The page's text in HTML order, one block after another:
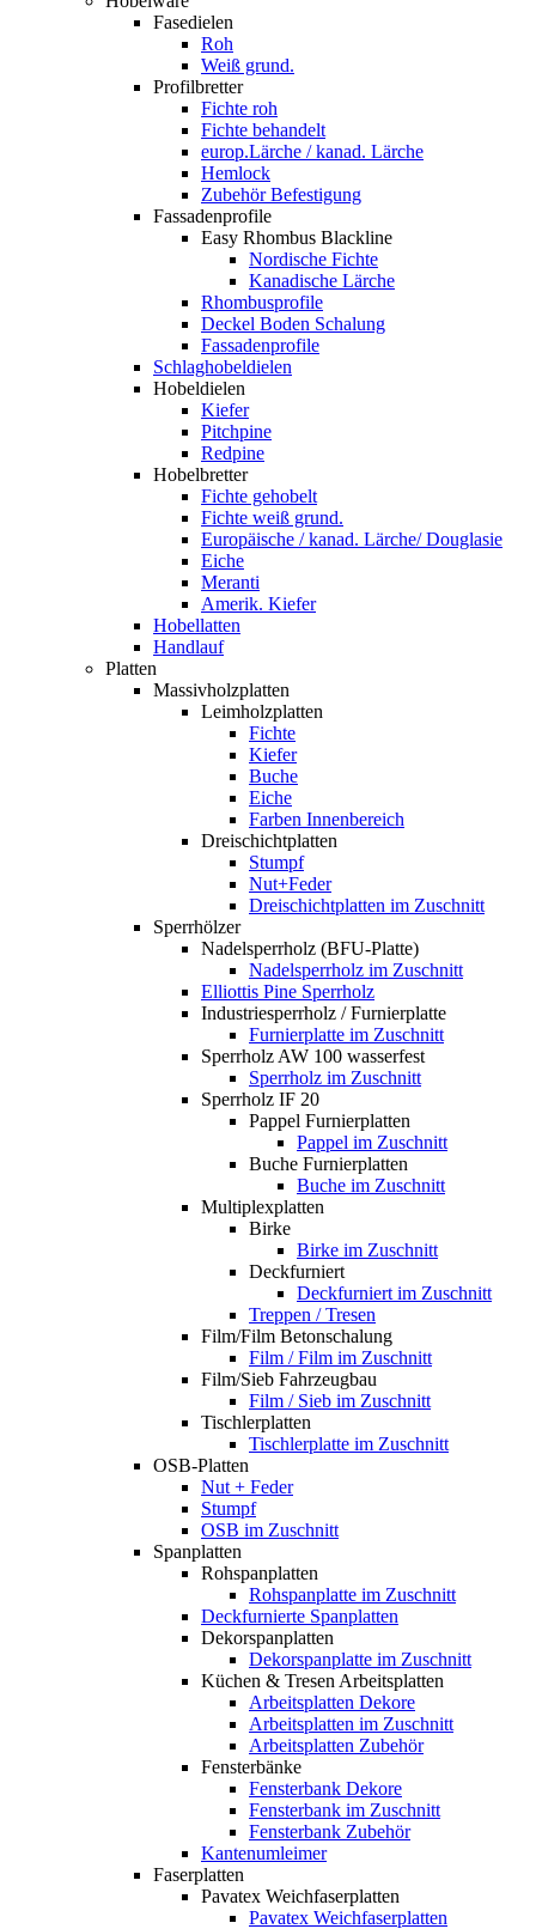
Fasedielen
Roh
Weiß grund.
Profilbretter
Fichte roh
Fichte behandelt
europ.Lärche / kanad. Lärche
Hemlock
Zubehör Befestigung
Fassadenprofile
Easy Rhombus Blackline
Nordische Fichte
Kanadische Lärche
Rhombusprofile
Deckel Boden Schalung
Fassadenprofile
Schlaghobeldielen
Hobeldielen
Kiefer
Pitchpine
Redpine
Hobelbretter
Fichte gehobelt
Fichte weiß grund.
Europäische / kanad. Lärche/ Douglasie
Eiche
Meranti
Amerik. Kiefer
Hobellatten
Handlauf
Platten
Massivholzplatten
Leimholzplatten
Fichte
Kiefer
Buche
Eiche
Farben Innenbereich
Dreischichtplatten
Stumpf
Nut+Feder
Dreischichtplatten im Zuschnitt
Sperrhölzer
Nadelsperrholz (BFU-Platte)
Nadelsperrholz im Zuschnitt
Elliottis Pine Sperrholz
Industriesperrholz / Furnierplatte
Furnierplatte im Zuschnitt
Sperrholz AW 100 wasserfest
Sperrholz im Zuschnitt
Sperrholz IF 20
Pappel Furnierplatten
Pappel im Zuschnitt
Buche Furnierplatten
Buche im Zuschnitt
Multiplexplatten
Birke
Birke im Zuschnitt
Deckfurniert
Deckfurniert im Zuschnitt
Treppen / Tresen
Film/Film Betonschalung
Film / Film im Zuschnitt
Film/Sieb Fahrzeugbau
Film / Sieb im Zuschnitt
Tischlerplatten
Tischlerplatte im Zuschnitt
OSB-Platten
Nut + Feder
Stumpf
OSB im Zuschnitt
Spanplatten
Rohspanplatten
Rohspanplatte im Zuschnitt
Deckfurnierte Spanplatten
Dekorspanplatten
Dekorspanplatte im Zuschnitt
Küchen & Tresen Arbeitsplatten
Arbeitsplatten Dekore
Arbeitsplatten im Zuschnitt
Arbeitsplatten Zubehör
Fensterbänke
Fensterbank Dekore
Fensterbank im Zuschnitt
Fensterbank Zubehör
Kantenumleimer
Faserplatten
Pavatex Weichfaserplatten
Pavatex Weichfaserplatten